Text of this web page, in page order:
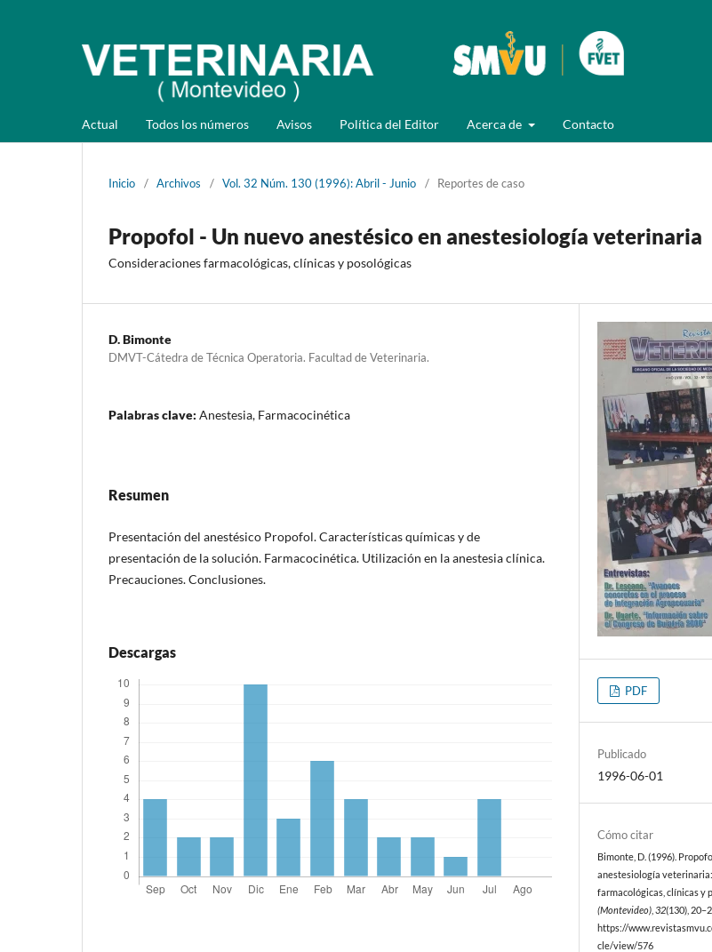
Actual Todos los números Avisos Política del Editor Acerca de Contacto
Inicio / Archivos / Vol. 32 Núm. 130 (1996): Abril - Junio / Reportes de caso
Propofol - Un nuevo anestésico en anestesiología veterinaria
Consideraciones farmacológicas, clínicas y posológicas
D. Bimonte
DMVT-Cátedra de Técnica Operatoria. Facultad de Veterinaria.
Palabras clave: Anestesia, Farmacocinética
Resumen
Presentación del anestésico Propofol. Características químicas y de
presentación de la solución. Farmacocinética. Utilización en la anestesia clínica.
Precauciones. Conclusiones.
Descargas
PDF
Publicado
1996-06-01
Cómo citar
Bimonte, D. (1996).
anestesiología
farmacológicas, clínicas y
(Montevideo) ,32(130),
https://
cle/view/576